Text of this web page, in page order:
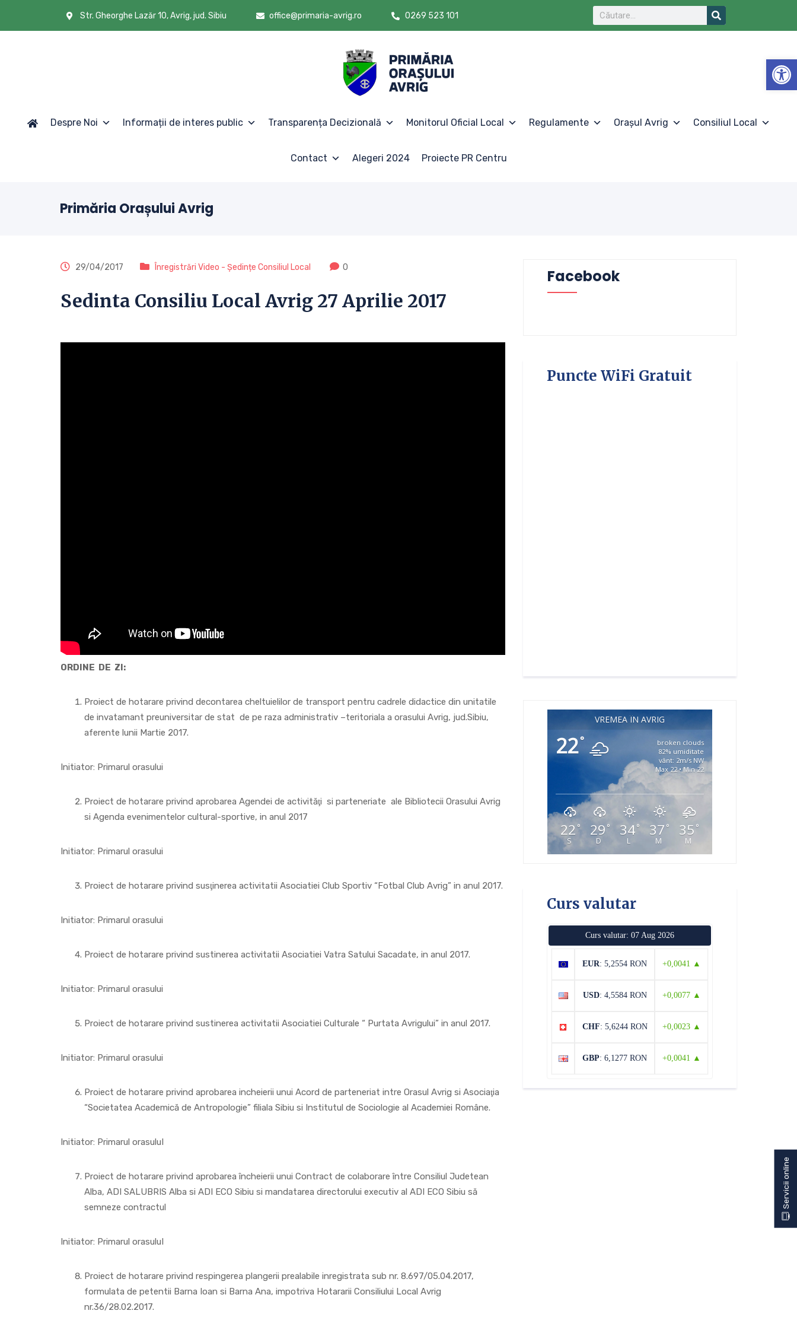
Str. Gheorghe Lazăr 10, Avrig, jud. Sibiu office@primaria-avrig.ro 0269 523 101
Despre Noi Informații de interes public Transparența Decizională Monitorul Oficial Local Regulamente Orașul Avrig Consiliul Local
Contact Alegeri 2024 Proiecte PR Centru
Primăria Orașului Avrig
29/04/2017 Înregistrări Video - Ședințe Consiliul Local 0
Sedinta Consiliu Local Avrig 27 Aprilie 2017
ORDINE DE ZI:
Proiect de hotarare privind decontarea cheltuielilor de transport pentru cadrele didactice din unitatile
de invatamant preuniversitar de stat de pe raza administrativ –teritoriala a orasului Avrig, jud.Sibiu,
aferente lunii Martie 2017.
Initiator: Primarul orasului
Proiect de hotarare privind aprobarea Agendei de activităţi si parteneriate ale Bibliotecii Orasului Avrig
si Agenda evenimentelor cultural-sportive, in anul 2017
Initiator: Primarul orasului
Proiect de hotarare privind susţinerea activitatii Asociatiei Club Sportiv “Fotbal Club Avrig” in anul 2017.
Initiator: Primarul orasului
Proiect de hotarare privind sustinerea activitatii Asociatiei Vatra Satului Sacadate, in anul 2017.
Initiator: Primarul orasului
Proiect de hotarare privind sustinerea activitatii Asociatiei Culturale “ Purtata Avrigului” in anul 2017.
Initiator: Primarul orasului
Proiect de hotarare privind aprobarea incheierii unui Acord de parteneriat intre Orasul Avrig si Asociaţia
“Societatea Academică de Antropologie” filiala Sibiu si Institutul de Sociologie al Academiei Române.
Initiator: Primarul orasuluI
Proiect de hotarare privind aprobarea încheierii unui Contract de colaborare între Consiliul Judetean
Alba, ADI SALUBRIS Alba si ADI ECO Sibiu si mandatarea directorului executiv al ADI ECO Sibiu să
semneze contractul
Initiator: Primarul orasuluI
Proiect de hotarare privind respingerea plangerii prealabile inregistrata sub nr. 8.697/05.04.2017,
formulata de petentii Barna Ioan si Barna Ana, impotriva Hotararii Consiliului Local Avrig
nr.36/28.02.2017.
Facebook
Puncte WiFi Gratuit
VREMEA ÎN AVRIG
22°
broken clouds
82% umiditate
vânt: 2m/s NW
Max 22 • Min 22
22 °
S
29 °
D
34°
L
37 °
M
35 °
M
Curs valutar
Curs valutar: 07 Aug 2026
EUR: 5,2554 RON +0,0041 ▲
USD: 4,5584 RON +0,0077 ▲
CHF: 5,6244 RON +0,0023 ▲
GBP: 6,1277 RON +0,0041 ▲